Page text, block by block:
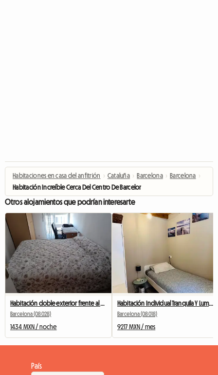
Habitaciones en casa del anfitrión › Cataluña › Barcelona › Barcelona ›
Habitación Increíble Cerca Del Centro De Barcelona (RH27-R4)
Otros alojamientos que podrían interesarte
Barcelona (08028)
1434 MXN / noche
Habitación Individual Tranquila Y Luminosa
Barcelona (08018)
9217 MXN / mes
País